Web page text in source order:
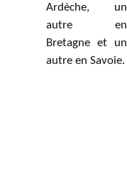
Ardèche, un
autre en
Bretagne et un
autre en Savoie.